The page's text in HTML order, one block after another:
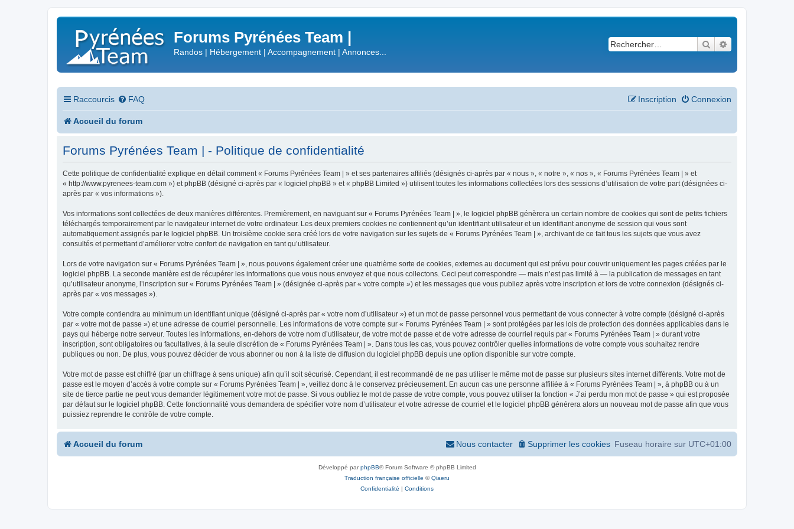
Forums Pyrénées Team |
Randos | Hébergement | Accompagnement | Annonces...
Rechercher
Raccourcis FAQ Connexion
Inscription
Accueil du forum
Forums Pyrénées Team | - Politique de confidentialité
Cette politique de confidentialité explique en détail comment « Forums Pyrénées Team | » et ses partenaires affiliés (désignés ci-après par « nous », « notre », « nos », « Forums Pyrénées Team | » et
« http://www.pyrenees-team.com ») et phpBB (désigné ci-après par « logiciel phpBB » et « phpBB Limited ») utilisent toutes les informations collectées lors des sessions d’utilisation de votre part (désignées ci-
après par « vos informations »).
Vos informations sont collectées de deux manières différentes. Premièrement, en naviguant sur « Forums Pyrénées Team | », le logiciel phpBB génèrera un certain nombre de cookies qui sont de petits fichiers
téléchargés temporairement par le navigateur internet de votre ordinateur. Les deux premiers cookies ne contiennent qu’un identifiant utilisateur et un identifiant anonyme de session qui vous sont
automatiquement assignés par le logiciel phpBB. Un troisième cookie sera créé lors de votre navigation sur les sujets de « Forums Pyrénées Team | », archivant de ce fait tous les sujets que vous avez
consultés et permettant d’améliorer votre confort de navigation en tant qu’utilisateur.
Lors de votre navigation sur « Forums Pyrénées Team | », nous pouvons également créer une quatrième sorte de cookies, externes au document qui est prévu pour couvrir uniquement les pages créées par le
logiciel phpBB. La seconde manière est de récupérer les informations que vous nous envoyez et que nous collectons. Ceci peut correspondre — mais n’est pas limité à — la publication de messages en tant
qu’utilisateur anonyme, l’inscription sur « Forums Pyrénées Team | » (désignée ci-après par « votre compte ») et les messages que vous publiez après votre inscription et lors de votre connexion (désignés ci-
après par « vos messages »).
Votre compte contiendra au minimum un identifiant unique (désigné ci-après par « votre nom d’utilisateur ») et un mot de passe personnel vous permettant de vous connecter à votre compte (désigné ci-après
par « votre mot de passe ») et une adresse de courriel personnelle. Les informations de votre compte sur « Forums Pyrénées Team | » sont protégées par les lois de protection des données applicables dans le
pays qui héberge notre serveur. Toutes les informations, en-dehors de votre nom d’utilisateur, de votre mot de passe et de votre adresse de courriel requis par « Forums Pyrénées Team | » durant votre
inscription, sont obligatoires ou facultatives, à la seule discrétion de « Forums Pyrénées Team | ». Dans tous les cas, vous pouvez contrôler quelles informations de votre compte vous souhaitez rendre
publiques ou non. De plus, vous pouvez décider de vous abonner ou non à la liste de diffusion du logiciel phpBB depuis une option disponible sur votre compte.
Votre mot de passe est chiffré (par un chiffrage à sens unique) afin qu’il soit sécurisé. Cependant, il est recommandé de ne pas utiliser le même mot de passe sur plusieurs sites internet différents. Votre mot de
passe est le moyen d’accès à votre compte sur « Forums Pyrénées Team | », veillez donc à le conservez précieusement. En aucun cas une personne affiliée à « Forums Pyrénées Team | », à phpBB ou à un
site de tierce partie ne peut vous demander légitimement votre mot de passe. Si vous oubliez le mot de passe de votre compte, vous pouvez utiliser la fonction « J’ai perdu mon mot de passe » qui est proposée
par défaut sur le logiciel phpBB. Cette fonctionnalité vous demandera de spécifier votre nom d’utilisateur et votre adresse de courriel et le logiciel phpBB générera alors un nouveau mot de passe afin que vous
puissiez reprendre le contrôle de votre compte.
Accueil du forum Fuseau horaire sur UTC+01:00
Supprimer les cookies
Nous contacter
Développé parphpBB® Forum Software © phpBB Limited
Traduction française officielle ©Qiaeru
Confidentialité | Conditions